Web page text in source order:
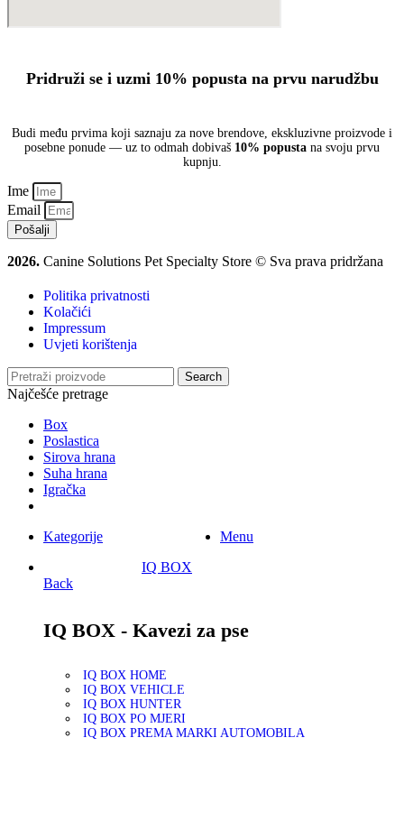
Pridruži se i uzmi 10% popusta na prvu narudžbu
Budi među prvima koji saznaju za nove brendove, ekskluzivne proizvode i
posebne ponude — uz to odmah dobivaš 10% popusta na svoju prvu
kupnju.
Ime
Email
Pošalji
2026. Canine Solutions Pet Specialty Store © Sva prava pridržana
Politika privatnosti
Kolačići
Impressum
Uvjeti korištenja
Search
Najčešće pretrage
Box
Poslastica
Sirova hrana
Suha hrana
Igračka
Menu
Kategorije
IQ BOX
Back
IQ BOX - Kavezi za pse
IQ BOX HOME
IQ BOX VEHICLE
IQ BOX HUNTER
IQ BOX PO MJERI
IQ BOX PREMA MARKI AUTOMOBILA